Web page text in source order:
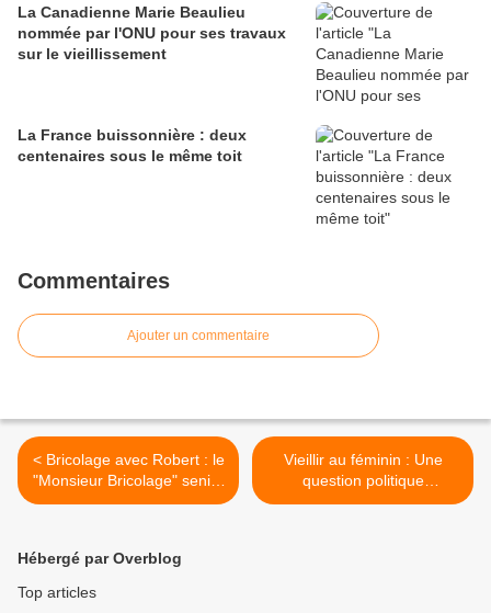
La Canadienne Marie Beaulieu
nommée par l'ONU pour ses travaux
sur le vieillissement
La France buissonnière : deux
centenaires sous le même toit
Commentaires
Ajouter un commentaire
< Bricolage avec Robert : le
"Monsieur Bricolage" senior
du web
Vieillir au féminin : Une
question politique
longtemps ignorée >
Hébergé par Overblog
Top articles